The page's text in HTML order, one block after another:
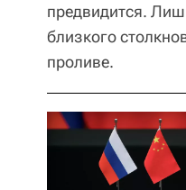
предвидится.
близкого
проливе.